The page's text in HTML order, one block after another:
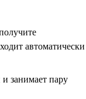
автоматически
занимает пару